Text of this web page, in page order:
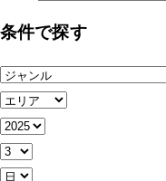
条件で探す